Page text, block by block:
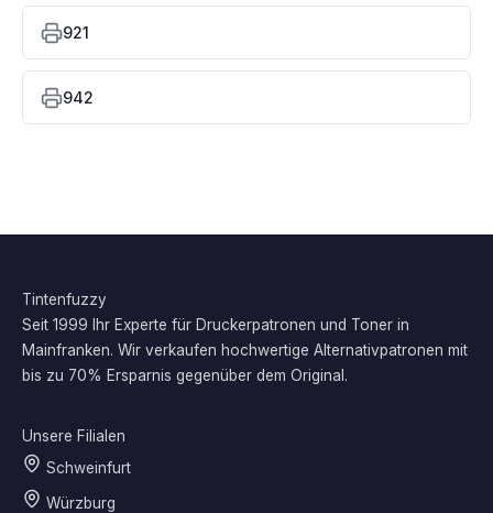
921
942
Tintenfuzzy
Seit 1999 Ihr Experte für Druckerpatronen und Toner in
Mainfranken. Wir verkaufen hochwertige Alternativpatronen mit
bis zu 70% Ersparnis gegenüber dem Original.
Unsere Filialen
Schweinfurt
Würzburg